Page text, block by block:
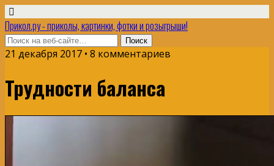
Прикол.ру - приколы, картинки, фотки и розыгрыши!
21 декабря 2017 • 8 комментариев
Трудности баланса